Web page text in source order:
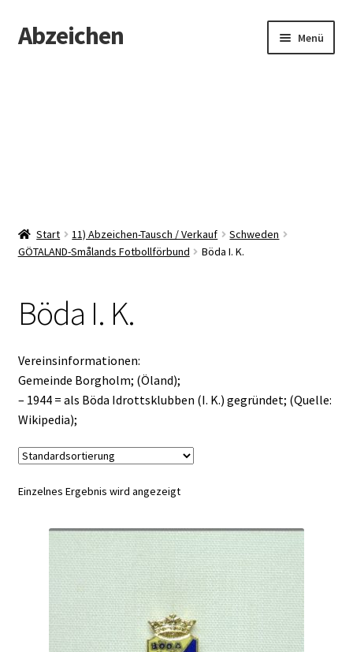
Zur
Navigation
Zum
Inhalt
Abzeichen Menü
Start 11) Abzeichen-Tausch / Verkauf
Schweden
GÖTALAND-Smålands Fotbollförbund
Böda I. K.
Böda I. K.
Vereinsinformationen:
Gemeinde Borgholm; (Öland);
– 1944 = als Böda Idrottsklubben (I. K.) gegründet; (Quelle:
Wikipedia);
Einzelnes Ergebnis wird angezeigt